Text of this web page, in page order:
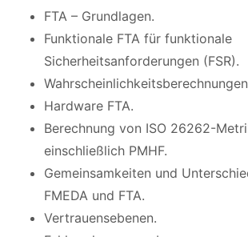
FTA – Grundlagen.
Funktionale FTA für funktionale
Sicherheitsanforderungen (FSR).
Hardware FTA.
Berechnung von ISO 26262-
einschließlich PMHF.
Gemeinsamkeiten und
FMEDA und FTA.
Vertrauensebenen.